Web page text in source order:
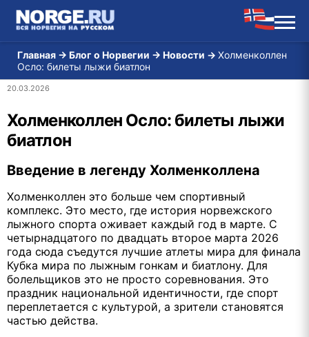
Главная → Блог о Норвегии → Новости → Холменколлен
Осло: билеты лыжи биатлон
20.03.2026
Холменколлен Осло: билеты лыжи
биатлон
Введение в легенду Холменколлена
Холменколлен это больше чем спортивный
комплекс. Это место, где история норвежского
лыжного спорта оживает каждый год в марте. С
четырнадцатого по двадцать второе марта 2026
года сюда съедутся лучшие атлеты мира для финала
Кубка мира по лыжным гонкам и биатлону. Для
болельщиков это не просто соревнования. Это
праздник национальной идентичности, где спорт
переплетается с культурой, а зрители становятся
частью действа.